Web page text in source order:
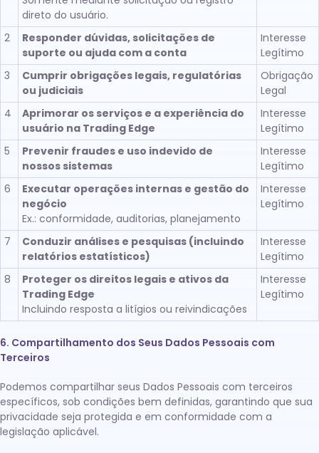
direto do usuário.
2
Responder dúvidas, solicitações de
suporte ou ajuda com a conta
Interesse
Legítimo
3
Cumprir obrigações legais, regulatórias
ou judiciais
Obrigação
Legal
4
Aprimorar os serviços e a experiência do
usuário na Trading Edge
Interesse
Legítimo
5
Prevenir fraudes e uso indevido de
nossos sistemas
Interesse
Legítimo
6
Executar operações internas e gestão do
negócio
Ex.: conformidade, auditorias, planejamento
Interesse
Legítimo
7
Conduzir análises e pesquisas (incluindo
relatórios estatísticos)
Interesse
Legítimo
8
Proteger os direitos legais e ativos da
Trading Edge
Incluindo resposta a litígios ou reivindicações
Interesse
Legítimo
6. Compartilhamento dos Seus Dados Pessoais com
Terceiros
Podemos compartilhar seus Dados Pessoais com terceiros
específicos, sob condições bem definidas, garantindo que sua
privacidade seja protegida e em conformidade com a
legislação aplicável.